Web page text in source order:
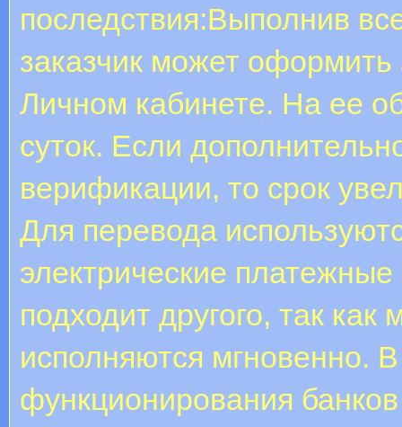
последствия:Выполнив
заказчик может
Личном кабинете. На ее
суток. Если
верификации, то срок
Для перевода
электрические
подходит другого, так
исполняются мгновенно.
функционирования